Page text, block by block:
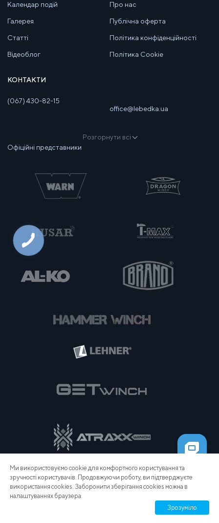
Ми використовуємо cookie для комфортного користування та
зручності користувачів. Продовжуючи роботу, ви підтверджуєте
використання cookies. Заборонити зберігання cookies можна в
налаштуваннях браузера.
Зрозуміло
Календар подій
Галерея
Статті
Відеоблог
Про нас
Публічна оферта
Політика конфіденційності
Політика Cookie
КОНТАКТИ
(067) 430-82-15
office@lebedka.ua
Розгорнути всі
Офіційні представники